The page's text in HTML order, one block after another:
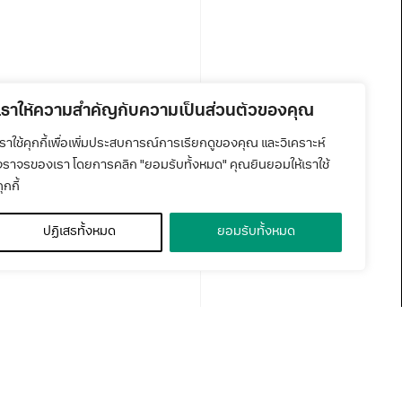
ราให้ความสำคัญกับความเป็นส่วนตัวของคุณ
ราใช้คุกกี้เพื่อเพิ่มประสบการณ์การเรียกดูของคุณ และวิเคราะห์
ราจรของเรา โดยการคลิก "ยอมรับทั้งหมด" คุณยินยอมให้เราใช้
กกี้
ปฏิเสธทั้งหมด ยอมรับทั้งหมด